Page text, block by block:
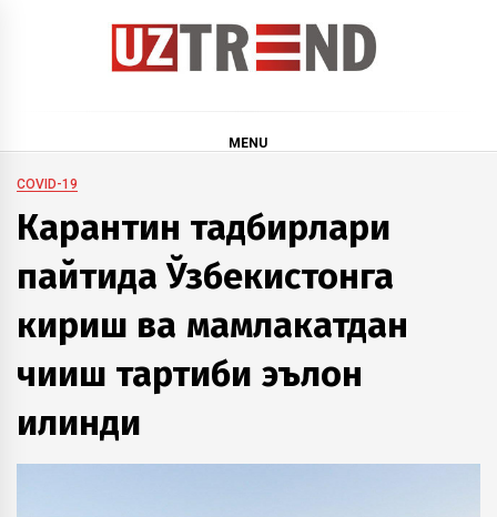
MENU
COVID-19
Карантин тадбирлари
пайтида Ўзбекистонга
кириш ва мамлакатдан
чиқиш тартиби эълон
қилинди